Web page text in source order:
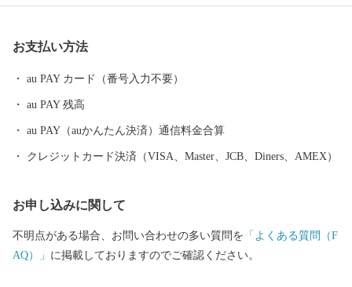
町内を流れる小河川には、絶滅危惧種に指定された『カワバタモ
のほかにも、輪之内町の北部に位置する輪中堤では、春の６００
本の桜、夏の６，０００株のあじさい、秋の紅葉が、訪れる人々
の目を楽しませ、四季折々の美しい彩りを楽しむことができま
お支払い方法
au PAY カード（番号入力不要）
au PAY 残高
au PAY（auかんたん決済）通信料金合算
クレジットカード決済（VISA、Master、JCB、Diners、AMEX）
お申し込みに関して
不明点がある場合、お問い合わせの多い質問を 「よくある質問（F
AQ）」 に掲載しておりますのでご確認ください。